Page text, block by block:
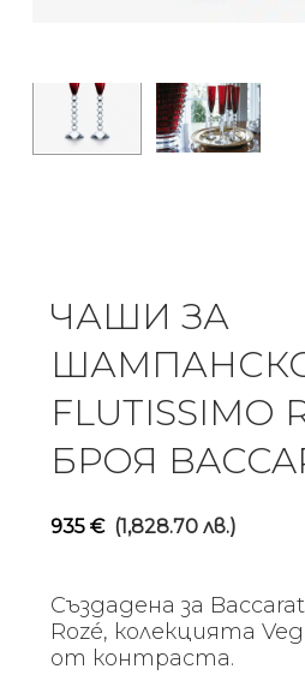
ЧАШИ ЗА
ШАМПАНСКО
FLUTISSIMO
БРОЯ
935 € (1,828.70 лв.)
Създадена за
Rozé, колекцията
от контраста.